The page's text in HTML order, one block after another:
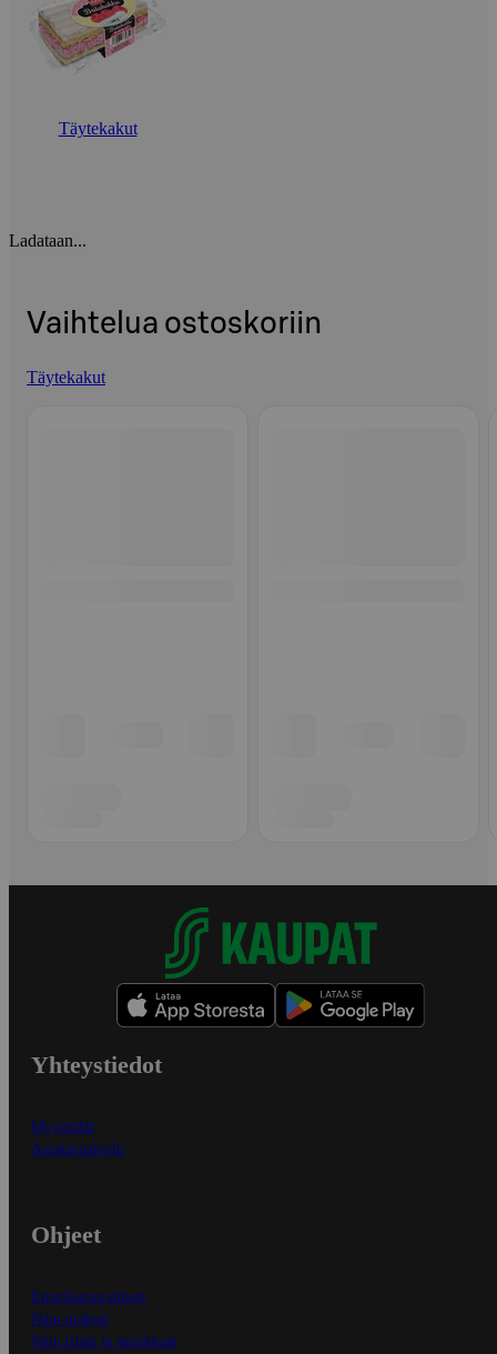
Täytekakut
Ladataan...
Vaihtelua ostoskoriin
Täytekakut
Yhteystiedot
Myymälät
Asiakaspalvelu
Ohjeet
Ensitilaajan ohjeet
Näin maksat
Näin tilaat ja muokkaat